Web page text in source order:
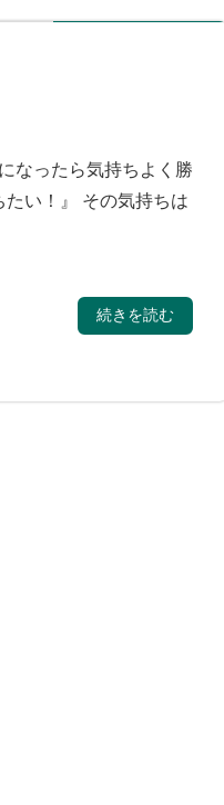
なったら気持ちよく勝
い！』 その気持ちは
続きを読む